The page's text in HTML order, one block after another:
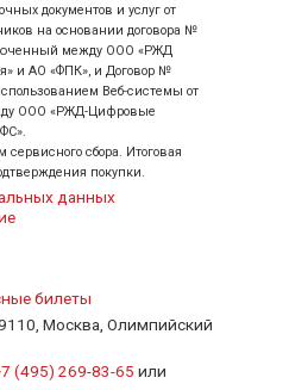
документов и услуг от
на основании договора №
между ООО «РЖД
и АО «ФПК», и Договор №
Веб-системы от
ООО «РЖД-Цифровые
сервисного сбора. Итоговая
покупки.
данных
билеты
Москва, Олимпийский
(495) 269-83-65 или